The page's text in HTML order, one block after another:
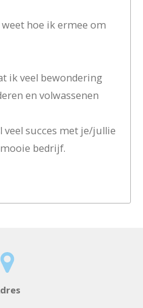
hoe ik ermee om
ik veel bewondering
en volwassenen
veel succes met je/jullie
bedrijf.